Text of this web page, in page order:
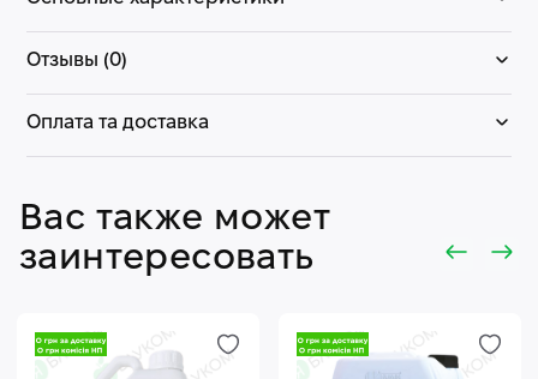
Отзывы (0)
Оплата та доставка
Вас также может
заинтересовать